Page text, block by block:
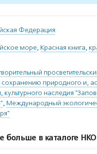
Федерация
море, Красная книга,
сохранению природного и,
культурного наследия
, Международный
больше в каталоге НКО